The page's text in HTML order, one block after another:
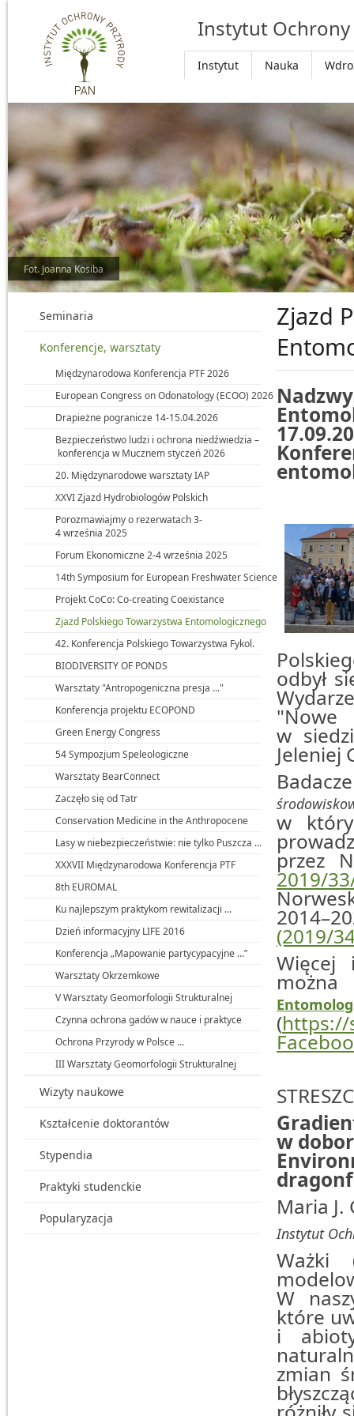
Przejdź do głównej treści
Instytut Ochrony
Instytut Nauka
Fot. Joanna Kosiba
Seminaria
Konferencje, warsztaty
Międzynarodowa Konferencja PTF 2026
European Congress on Odonatology (ECOO) 2026
Drapieżne pogranicze 14-15.04.2026
Bezpieczeństwo ludzi i ochrona niedźwiedzia –
konferencja w Mucznem styczeń 2026
20. Międzynarodowe warsztaty IAP
XXVI Zjazd Hydrobiologów Polskich
Porozmawiajmy o rezerwatach 3-
4 września 2025
Forum Ekonomiczne 2-4 września 2025
14th Symposium for European Freshwater Sciences
Projekt CoCo: Co-creating Coexistance
Zjazd Polskiego Towarzystwa Entomologicznego
42. Konferencja Polskiego Towarzystwa Fykol.
BIODIVERSITY OF PONDS
Warsztaty "Antropogeniczna presja ..."
Konferencja projektu ECOPOND
Green Energy Congress
54 Sympozjum Speleologiczne
Warsztaty BearConnect
Zaczęło się od Tatr
Conservation Medicine in the Anthropocene
Lasy w niebezpieczeństwie: nie tylko Puszcza ...
XXXVII Międzynarodowa Konferencja PTF
8th EUROMAL
Ku najlepszym praktykom rewitalizacji ...
Dzień informacyjny LIFE 2016
Konferencja „Mapowanie partycypacyjne ...”
Warsztaty Okrzemkowe
V Warsztaty Geomorfologii Strukturalnej
Czynna ochrona gadów w nauce i praktyce
Ochrona Przyrody w Polsce ...
III Warsztaty Geomorfologii Strukturalnej
Wizyty naukowe
Kształcenie doktorantów
Stypendia
Praktyki studenckie
Popularyzacja
Zjazd
odbył
"Nowe
w
Jeleniej
w
przez
2019/
(2019/
Więcej
(https://
w
Maria J.
Instytut
Ważki
W
które
i
zmian